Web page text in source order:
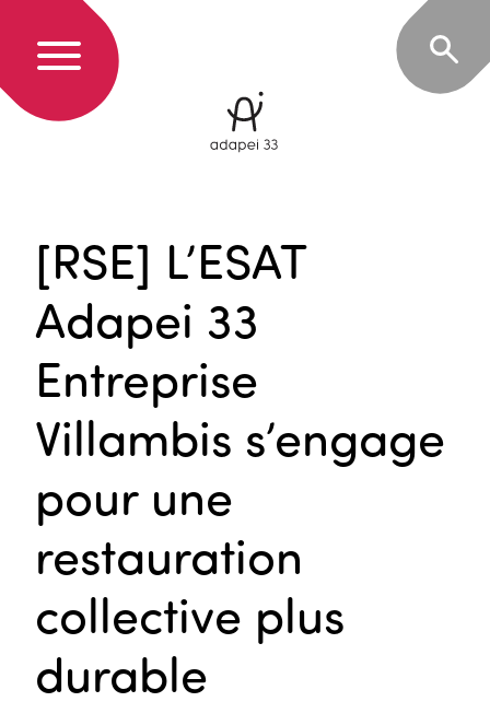
[RSE] L’ESAT
Adapei 33
Entreprise
Villambis s’engage
pour une
restauration
collective plus
durable